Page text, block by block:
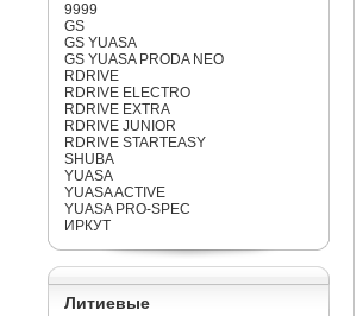
9999
GS
GS YUASA
GS YUASA PRODA NEO
RDRIVE
RDRIVE ELECTRO
RDRIVE EXTRA
RDRIVE JUNIOR
RDRIVE STARTEASY
SHUBA
YUASA
YUASA ACTIVE
YUASA PRO-SPEC
ИРКУТ
Литиевые